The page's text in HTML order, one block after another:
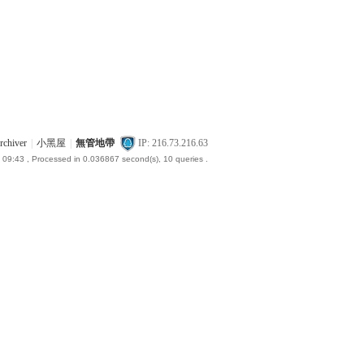
小黑屋 無管地帶 IP: 216.73.216.63
09:43 , Processed in 0.036867 second(s), 10 queries .